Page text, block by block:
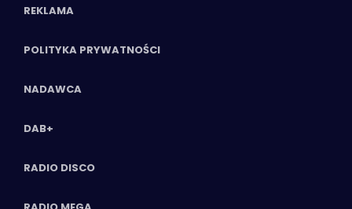
REKLAMA
POLITYKA PRYWATNOŚCI
NADAWCA
DAB+
RADIO DISCO